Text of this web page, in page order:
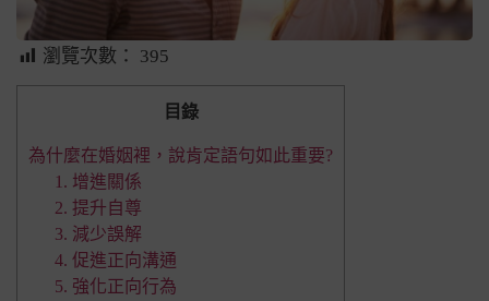
瀏覽次數： 395
目錄
為什麼在婚姻裡，說肯定語句如此重要?
1. 增進關係
2. 提升自尊
3. 減少誤解
4. 促進正向溝通
5. 強化正向行為